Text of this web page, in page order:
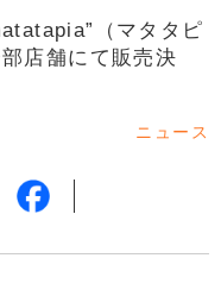
（マタタピ
店舗にて販売決
ニュース